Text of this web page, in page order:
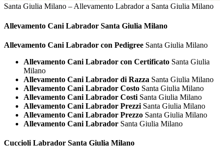
Santa Giulia Milano – Allevamento Labrador a Santa Giulia Milano
Allevamento Cani Labrador Santa Giulia Milano
Allevamento Cani Labrador con Pedigree Santa Giulia Milano
Allevamento Cani Labrador con Certificato Santa Giulia
Milano
Allevamento Cani Labrador di Razza Santa Giulia Milano
Allevamento Cani Labrador Costo Santa Giulia Milano
Allevamento Cani Labrador Costi Santa Giulia Milano
Allevamento Cani Labrador Prezzi Santa Giulia Milano
Allevamento Cani Labrador Prezzo Santa Giulia Milano
Allevamento Cani Labrador Santa Giulia Milano
Cuccioli Labrador Santa Giulia Milano